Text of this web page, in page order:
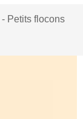
- Petits flocons